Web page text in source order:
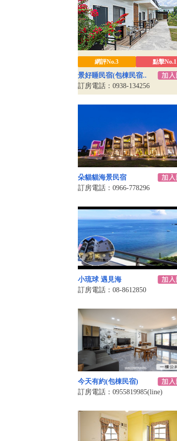
網評No.3 點擊No.1
景好睡民宿(包棟民宿..
訂房電話：0938-134256
朵貓貓海景民宿
訂房電話：0966-778296
小琉球 遇見海
訂房電話：08-8612850
今天有約(包棟民宿)
訂房電話：0955819985(line)